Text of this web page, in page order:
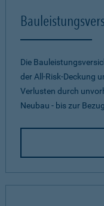
Die
der All-Risk-Deckung
Verlusten durch
Neubau - bis zur